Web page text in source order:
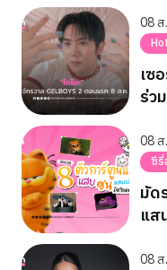
08
เซ
ร่ว
08
ซี
มัด
แส
08